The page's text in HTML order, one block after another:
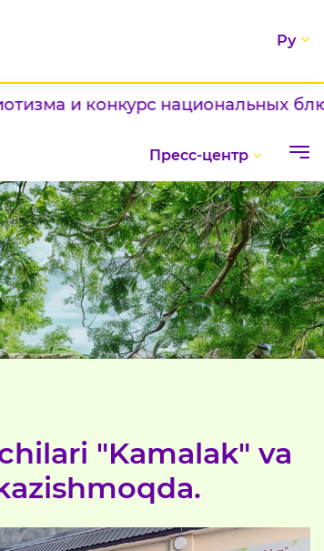
Ру
национальных блюд / / Шаг
Пресс-центр
"Kamalak" va